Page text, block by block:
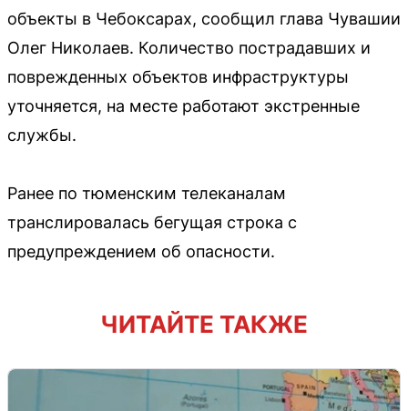
объекты в Чебоксарах, сообщил глава Чувашии
Олег Николаев. Количество пострадавших и
поврежденных объектов инфраструктуры
уточняется, на месте работают экстренные
службы.
Ранее по тюменским телеканалам
транслировалась бегущая строка с
предупреждением об опасности.
ЧИТАЙТЕ ТАКЖЕ